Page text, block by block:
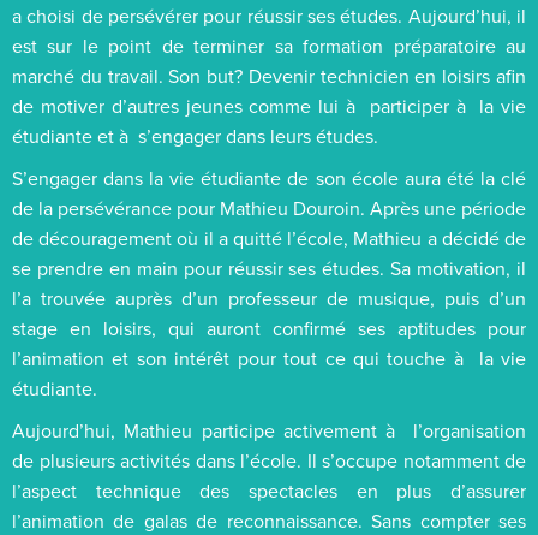
a choisi de persévérer pour réussir ses études. Aujourd’hui, il
est sur le point de terminer sa formation préparatoire au
marché du travail. Son but? Devenir technicien en loisirs afin
de motiver d’autres jeunes comme lui à participer à la vie
étudiante et à s’engager dans leurs études.
S’engager dans la vie étudiante de son école aura été la clé
de la persévérance pour Mathieu Douroin. Après une période
de découragement où il a quitté l’école, Mathieu a décidé de
se prendre en main pour réussir ses études. Sa motivation, il
l’a trouvée auprès d’un professeur de musique, puis d’un
stage en loisirs, qui auront confirmé ses aptitudes pour
l’animation et son intérêt pour tout ce qui touche à la vie
étudiante.
Aujourd’hui, Mathieu participe activement à l’organisation
de plusieurs activités dans l’école. Il s’occupe notamment de
l’aspect technique des spectacles en plus d’assurer
l’animation de galas de reconnaissance. Sans compter ses